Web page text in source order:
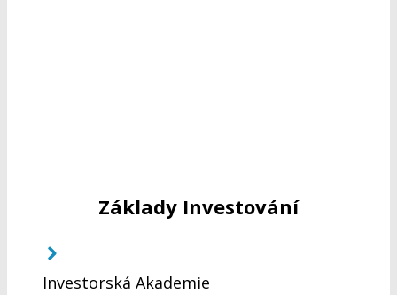
Základy Investování
Investorská Akademie